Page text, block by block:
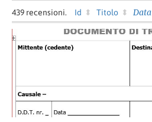
439 recensioni. Id Titolo Data